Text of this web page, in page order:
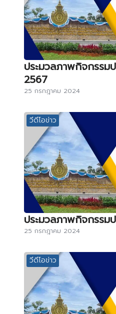
ประมวลภาพกิจกรรม
2567
25 กรกฎาคม 2024
วีดีโอข่าว
ประมวลภาพกิจกรรม
25 กรกฎาคม 2024
วีดีโอข่าว